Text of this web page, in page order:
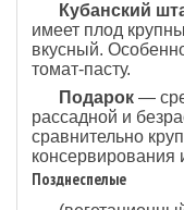
Кубанский
имеет плод
вкусный.
томат-пасту.
Подарок—
рассадной и
сравнительно
консервирования
Позднеспелые